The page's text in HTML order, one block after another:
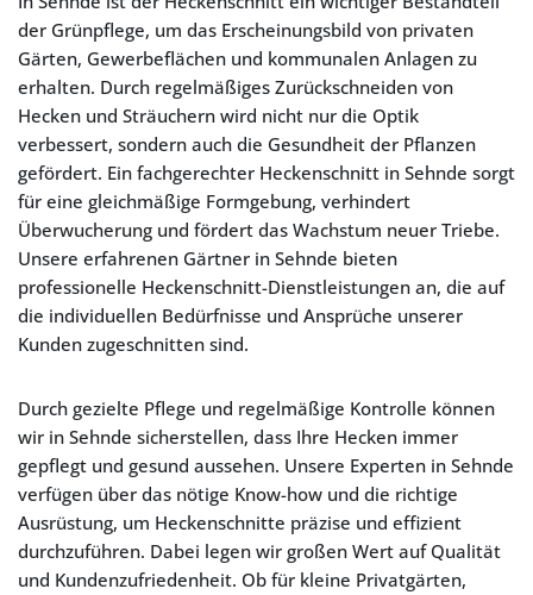
der Grünpflege, um das Erscheinungsbild von privaten
Gärten, Gewerbeflächen und kommunalen Anlagen zu
erhalten. Durch regelmäßiges Zurückschneiden von
Hecken und Sträuchern wird nicht nur die Optik
verbessert, sondern auch die Gesundheit der Pflanzen
gefördert. Ein fachgerechter Heckenschnitt in Sehnde sorgt
für eine gleichmäßige Formgebung, verhindert
Überwucherung und fördert das Wachstum neuer Triebe.
Unsere erfahrenen Gärtner in Sehnde bieten
professionelle Heckenschnitt-Dienstleistungen an, die auf
die individuellen Bedürfnisse und Ansprüche unserer
Kunden zugeschnitten sind.
Durch gezielte Pflege und regelmäßige Kontrolle können
wir in Sehnde sicherstellen, dass Ihre Hecken immer
gepflegt und gesund aussehen. Unsere Experten in Sehnde
verfügen über das nötige Know-how und die richtige
Ausrüstung, um Heckenschnitte präzise und effizient
durchzuführen. Dabei legen wir großen Wert auf Qualität
und Kundenzufriedenheit. Ob für kleine Privatgärten,